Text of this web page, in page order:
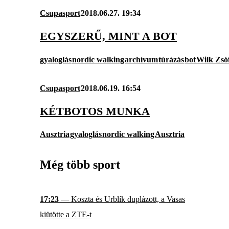
Csupasport2018.06.27. 19:34
EGYSZERŰ, MINT A BOT
gyaloglásnordic walkingarchívumtúrázásbotWilk
Csupasport2018.06.19. 16:54
KÉTBOTOS MUNKA
Ausztriagyaloglásnordic walkingAusztria
Még több sport
17:23 — Koszta és Urblík duplázott, a Vasas
kiütötte a ZTE-t